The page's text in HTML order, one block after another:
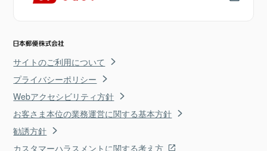
サイトのご利用について
プライバシーポリシー
Webアクセシビリティ方針
お客さま本位の業務運営に関する基本方針
勧誘方針
カスタマーハラスメントに関する考え方